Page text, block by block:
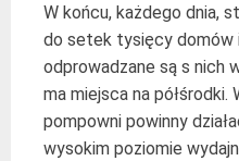
W końcu, każdego dnia,
do setek tysięcy domów
odprowadzane są s nich
ma miejsca na
pompowni powinny
wysokim poziomie